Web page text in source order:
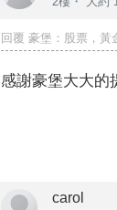
回覆豪堡 ：股票，
感謝豪堡大大的
carol